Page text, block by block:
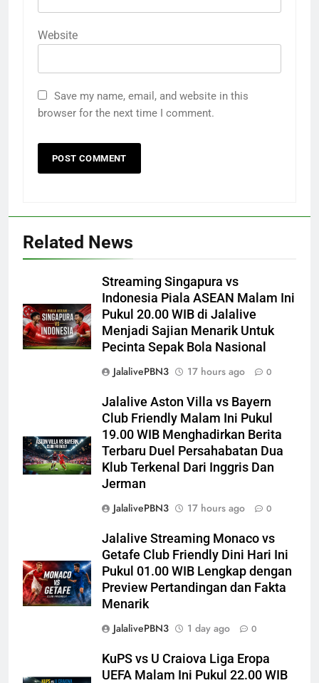
Website
Save my name, email, and website in this
browser for the next time I comment.
Related News
Streaming Singapura vs
Indonesia Piala ASEAN Malam Ini
Pukul 20.00 WIB di Jalalive
Menjadi Sajian Menarik Untuk
Pecinta Sepak Bola Nasional
JalalivePBN3
17 hours ago 0
Jalalive Aston Villa vs Bayern
Club Friendly Malam Ini Pukul
19.00 WIB Menghadirkan Berita
Terbaru Duel Persahabatan Dua
Klub Terkenal Dari Inggris Dan
Jerman
JalalivePBN3
17 hours ago 0
Jalalive Streaming Monaco vs
Getafe Club Friendly Dini Hari Ini
Pukul 01.00 WIB Lengkap dengan
Preview Pertandingan dan Fakta
Menarik
JalalivePBN3
1 day ago 0
KuPS vs U Craiova Liga Eropa
UEFA Malam Ini Pukul 22.00 WIB